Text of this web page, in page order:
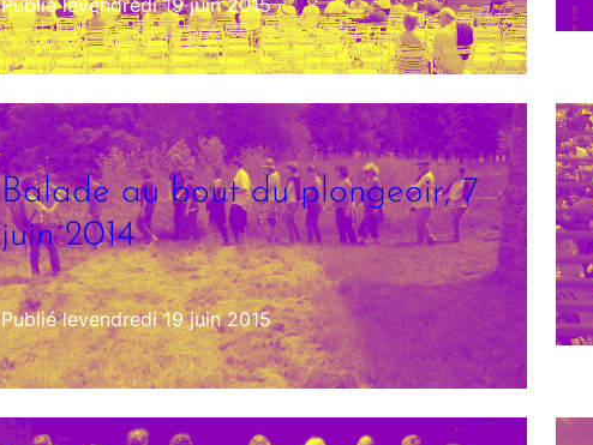
Balade au bout du plongeoir, 7
juin 2014
Publié levendredi 19 juin 2015